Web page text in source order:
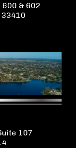
600 & 602
33410
107